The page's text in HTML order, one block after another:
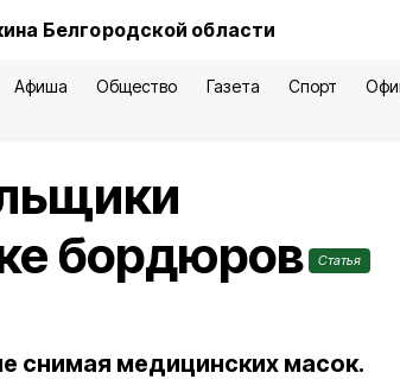
Белгородской области
Афиша Общество Газета Спорт
бордюров
Статья
снимая медицинских масок.